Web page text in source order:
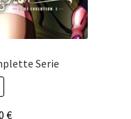
Serie
€Aktueller